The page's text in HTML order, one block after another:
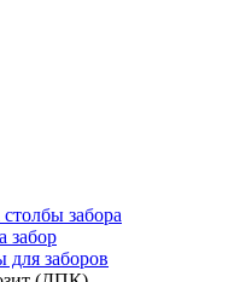
забора
забор
для заборов